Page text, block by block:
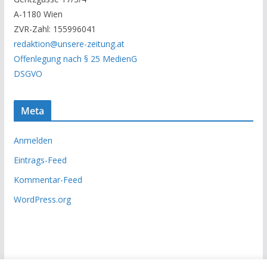
r
c
h
i
v
A-1180 Wien
ZVR-Zahl: 155996041
redaktion@unsere-zeitung.at
Offenlegung nach § 25 MedienG
DSGVO
Meta
Anmelden
Eintrags-Feed
Kommentar-Feed
WordPress.org